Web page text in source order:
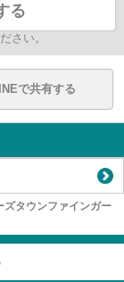
る
さい。
で共有する
ズタウンファインガー